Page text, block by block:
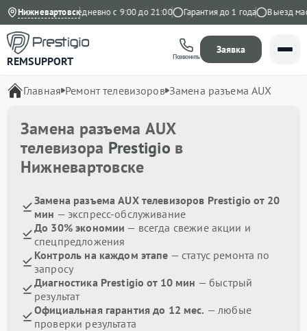
Нижневартовск
на Яндекс Ежедневно с 9:00 до 21:00 Гарантия до 1 года Выезд
REMSUPPORT Позвонить
Заявка
Главная Ремонт телевизоров Замена разъема AUX
Замена разъема AUX
телевизора Prestigio в
Нижневартовске
Замена разъема AUX телевизоров Prestigio от 20
мин — экспресс-обслуживание
До 30% экономии — всегда свежие акции и
спецпредложения
Контроль на каждом этапе — статус ремонта по
запросу
Диагностика Prestigio от 10 мин — быстрый
результат
Официальная гарантия до 12 мес. — любые
проверки результата